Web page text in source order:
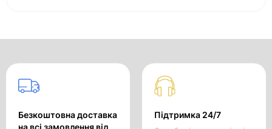
Безкоштовна доставка
на всі замовлення від
Підтримка 24/7